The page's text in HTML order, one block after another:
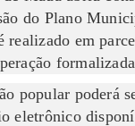
do Plano
realizado em
popular poderá
eletrônico